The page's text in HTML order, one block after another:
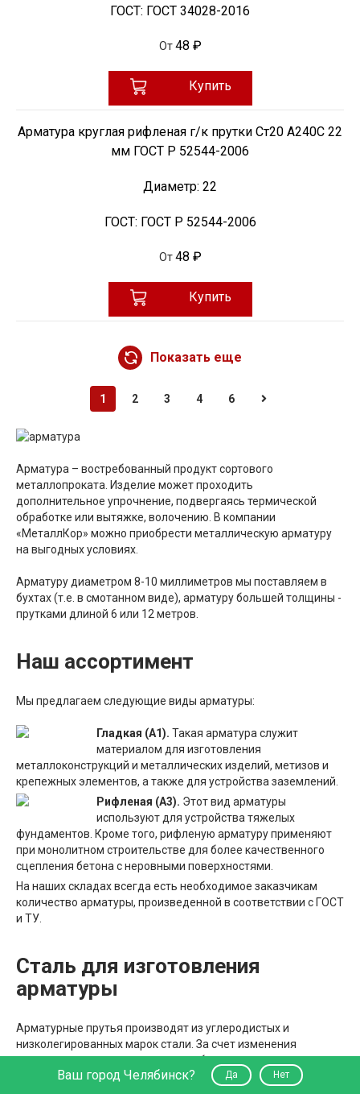
ГОСТ: ГОСТ 34028-2016
От 48 ₽
Купить
Арматура круглая рифленая г/к прутки Ст20 А240С 22
мм ГОСТ Р 52544-2006
Диаметр: 22
ГОСТ: ГОСТ Р 52544-2006
От 48 ₽
Купить
Показать еще
1 2 3 4 6
Арматура – востребованный продукт сортового
металлопроката. Изделие может проходить
дополнительное упрочнение, подвергаясь термической
обработке или вытяжке, волочению. В компании
«МеталлКор» можно приобрести металлическую арматуру
на выгодных условиях.
Арматуру диаметром 8-10 миллиметров мы поставляем в
бухтах (т.е. в смотанном виде), арматуру большей толщины -
прутками длиной 6 или 12 метров.
Наш ассортимент
Мы предлагаем следующие виды арматуры:
Гладкая (А1). Такая арматура служит
материалом для изготовления
металлоконструкций и металлических изделий, метизов и
крепежных элементов, а также для устройства заземлений.
Рифленая (А3). Этот вид арматуры
используют для устройства тяжелых
фундаментов. Кроме того, рифленую арматуру применяют
при монолитном строительстве для более качественного
сцепления бетона с неровными поверхностями.
На наших складах всегда есть необходимое заказчикам
количество арматуры, произведенной в соответствии с ГОСТ
и ТУ.
Сталь для изготовления
арматуры
Арматурные прутья производят из углеродистых и
низколегированных марок стали. За счет изменения
химического состава сплавы приобретают определенные
свойства. В качестве легирующих добавок используется
Ваш город Челябинск? Да Нет